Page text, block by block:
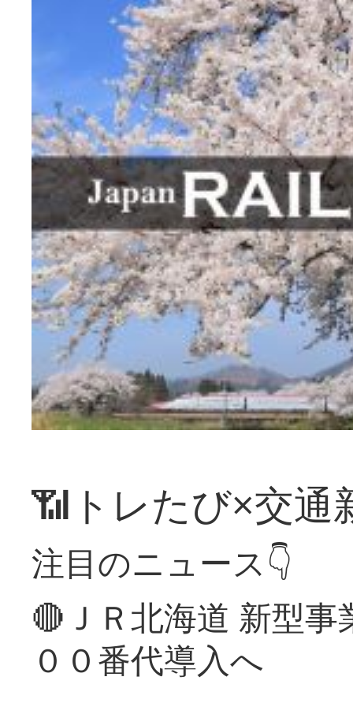
📶トレたび×交通
注目のニュース👇
🔴ＪＲ北海道 新型
００番代導入へ